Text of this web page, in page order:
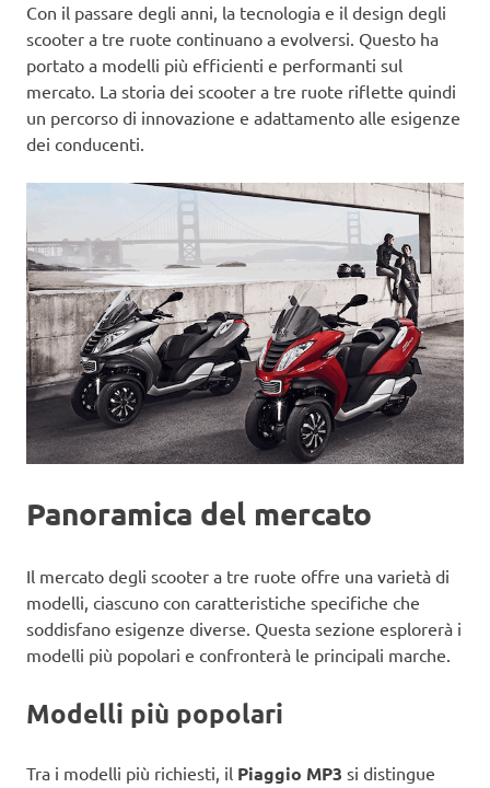
Con il passare degli anni, la tecnologia e il design degli
scooter a tre ruote continuano a evolversi. Questo ha
portato a modelli più efficienti e performanti sul
mercato. La storia dei scooter a tre ruote riflette quindi
un percorso di innovazione e adattamento alle esigenze
dei conducenti.
Panoramica del mercato
Il mercato degli scooter a tre ruote offre una varietà di
modelli, ciascuno con caratteristiche specifiche che
soddisfano esigenze diverse. Questa sezione esplorerà i
modelli più popolari e confronterà le principali marche.
Modelli più popolari
Tra i modelli più richiesti, il Piaggio MP3 si distingue